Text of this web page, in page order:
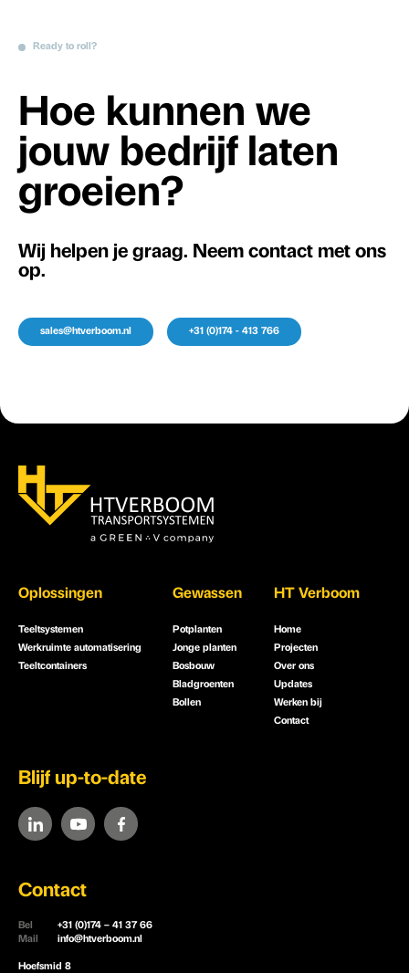
Ready to roll?
Hoe kunnen we
jouw bedrijf laten
groeien?
Wij helpen je graag. Neem contact met ons
op.
sales@htverboom.nl +31 (0)174 - 413 766
Oplossingen
Teeltsystemen
Werkruimte automatisering
Teeltcontainers
Gewassen
Potplanten
Jonge planten
Bosbouw
Bladgroenten
Bollen
HT Verboom
Home
Projecten
Over ons
Updates
Werken bij
Contact
Blijf up-to-date
Contact
Bel
+31 (0)174 – 41 37 66
Mail
info@htverboom.nl
Hoefsmid 8